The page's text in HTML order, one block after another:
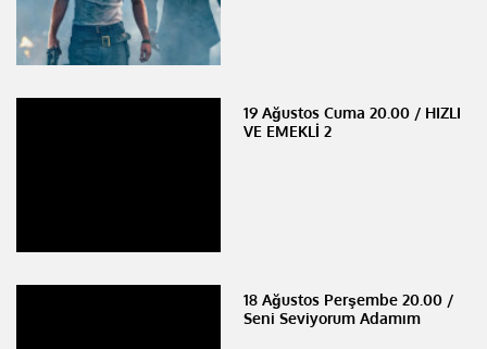
19 Ağustos Cuma 20.00 / HIZLI
VE EMEKLİ 2
18 Ağustos Perşembe 20.00 /
Seni Seviyorum Adamım